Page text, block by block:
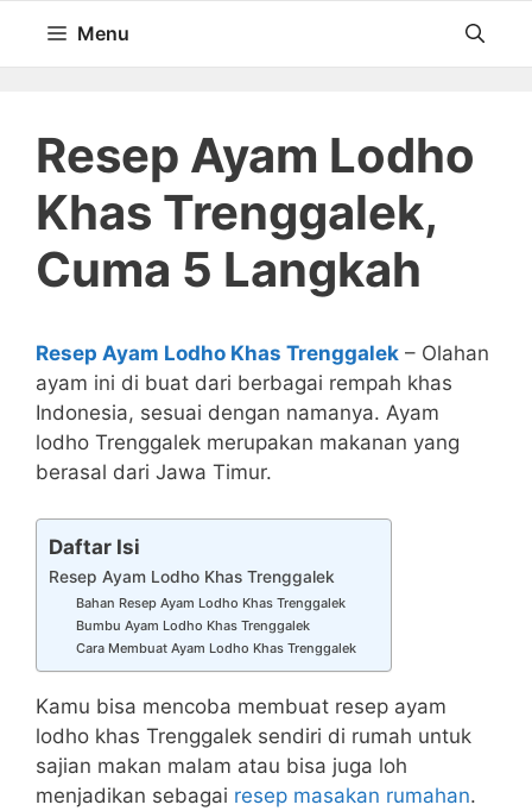
isi
Menu
Resep Ayam Lodho
Khas Trenggalek,
Cuma 5 Langkah
Resep Ayam Lodho Khas Trenggalek – Olahan
ayam ini di buat dari berbagai rempah khas
Indonesia, sesuai dengan namanya. Ayam
lodho Trenggalek merupakan makanan yang
berasal dari Jawa Timur.
Daftar Isi
Resep Ayam Lodho Khas Trenggalek
Bahan Resep Ayam Lodho Khas Trenggalek
Bumbu Ayam Lodho Khas Trenggalek
Cara Membuat Ayam Lodho Khas Trenggalek
Kamu bisa mencoba membuat resep ayam
lodho khas Trenggalek sendiri di rumah untuk
sajian makan malam atau bisa juga loh
menjadikan sebagai resep masakan rumahan.